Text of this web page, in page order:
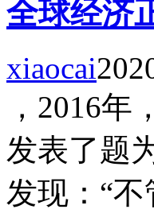
全球经济
xiaocai
，2016
发表了题
发现：“